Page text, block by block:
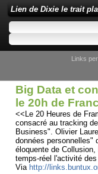
Lien de Dixie le trait
Links
Big Data et
le 20h de
<<Le 20 Heures de
consacré au tracking
Business". Olivier
données personnelles"
éloquente de
temps-réel l'activité
Via http://